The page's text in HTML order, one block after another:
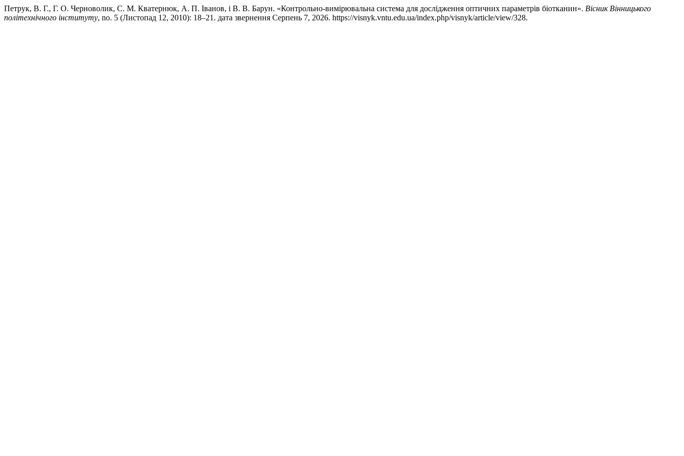
Петрук, В. Г., Г. О. Черноволик, С. М. Кватернюк, А. П. Іванов, і В. В. Барун. «Контрольно-вимірювальна система для дослідження оптичних параметрів біотканин». Вісник Вінницького
політехнічного інституту, no. 5 (Листопад 12, 2010): 18–21. дата звернення Серпень 7, 2026. https://visnyk.vntu.edu.ua/index.php/visnyk/article/view/328.